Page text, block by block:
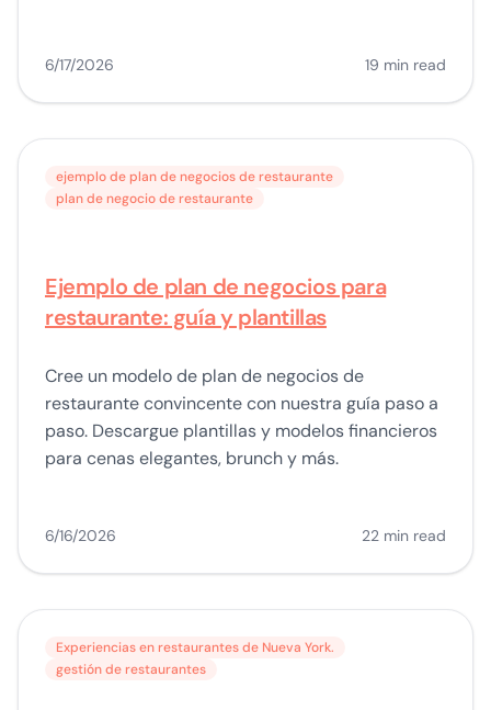
6/17/2026 19 min read
ejemplo de plan de negocios de restaurante
plan de negocio de restaurante
Ejemplo de plan de negocios para
restaurante: guía y plantillas
Cree un modelo de plan de negocios de
restaurante convincente con nuestra guía paso a
paso. Descargue plantillas y modelos financieros
para cenas elegantes, brunch y más.
6/16/2026 22 min read
Experiencias en restaurantes de Nueva York.
gestión de restaurantes